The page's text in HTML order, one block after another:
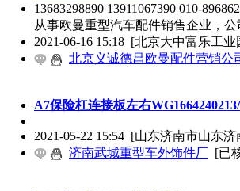
13683298890 13911067390 010-
从事欧曼重型汽车配件销售企业，公
2021-06-16 15:18 [北京大中富乐工业
北京义诚德昌欧曼配件营销公
A7保险杠连接板左右
2021-05-22 15:54 [山东济南市山东
济南武城重型车外饰件厂 [已